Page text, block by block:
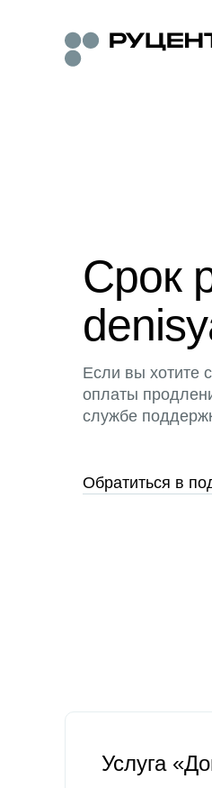
Срок
Если вы хотите
оплаты
службе
Обратиться в
Услуга